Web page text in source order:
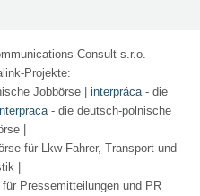
Consult s.r.o.
Projekte:
Jobbörse| interpráca- die
- die deutsch-polnische
|
für Lkw-Fahrer, Transport und
|
Pressemitteilungen und PR